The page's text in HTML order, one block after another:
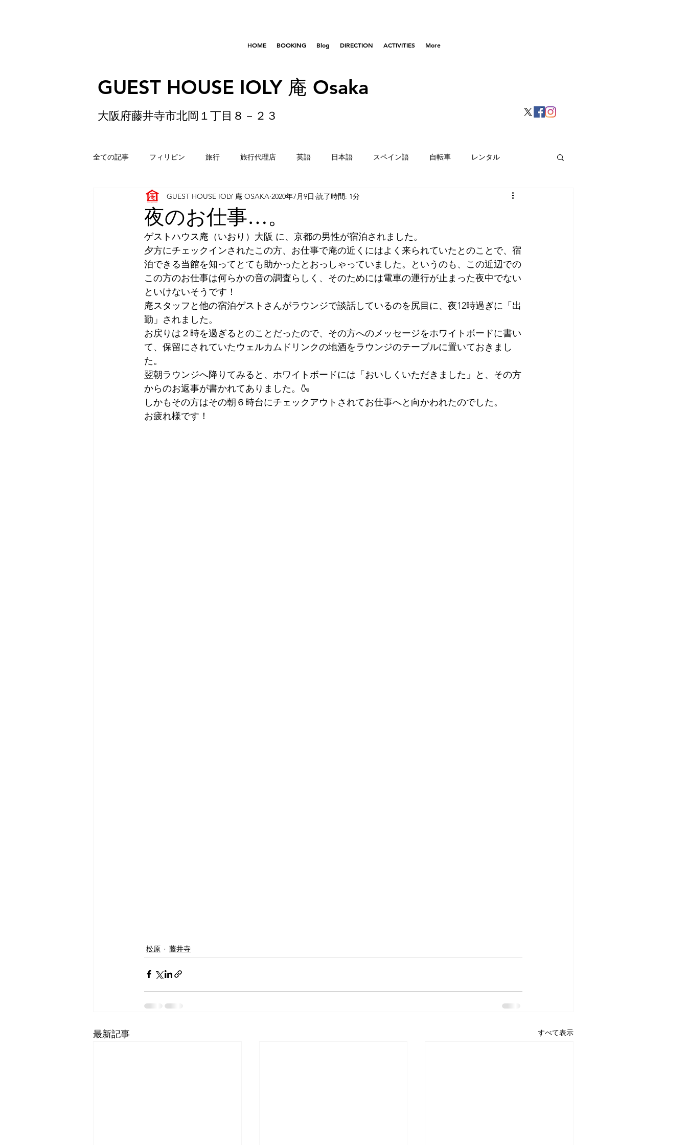
HOME BOOKING Blog DIRECTION ACTIVITIES More
GUEST HOUSE IOLY 庵 Osaka
大阪府藤井寺市北岡１丁目８－２３
全ての記事 フィリピン 旅行 旅行代理店 英語 日本語 スペイン語 自転車 レンタル
ゲストハウス 松原 香港 はびきのコロセアム 東京 Hong Kong
Yokohama 古市古墳群 鼓いちじくソース 恵我ノ荘駅 サンドイッチ
apricot university 台湾 西国三十三所 藤井寺
夜のお仕事…。
GUEST HOUSE IOLY 庵 OSAKA 2020年7月9日 読了時間: 1分
ゲストハウス庵（いおり）大阪 に、京都の男性が宿泊されました。
夕方にチェックインされたこの方、お仕事で庵の近くにはよく来られていたとのことで、宿
泊できる当館を知ってとても助かったとおっしゃっていました。というのも、この近辺での
この方のお仕事は何らかの音の調査らしく、そのためには電車の運行が止まった夜中でない
といけないそうです！
庵スタッフと他の宿泊ゲストさんがラウンジで談話しているのを尻目に、夜12時過ぎに「出
勤」されました。
お戻りは２時を過ぎるとのことだったので、その方へのメッセージをホワイトボードに書い
て、保留にされていたウェルカムドリンクの地酒をラウンジのテーブルに置いておきまし
た。
翌朝ラウンジへ降りてみると、ホワイトボードには「おいしくいただきました」と、その方
からのお返事が書かれてありました。🍶
しかもその方はその朝６時台にチェックアウトされてお仕事へと向かわれたのでした。
お疲れ様です！
松原 藤井寺
最新記事 すべて表示